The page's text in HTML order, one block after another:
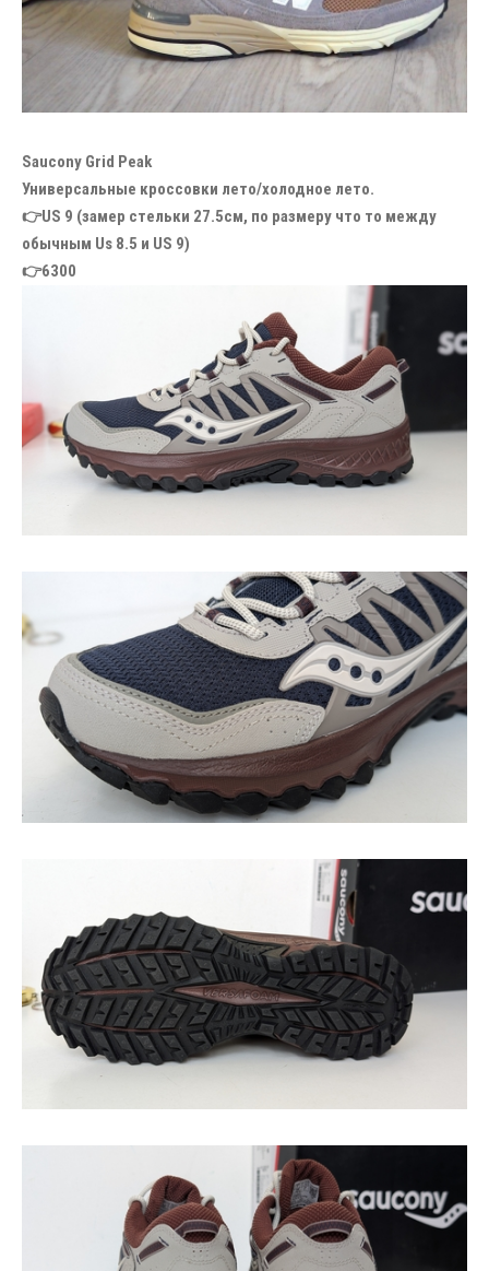
Saucony Grid Peak
Универсальные кроссовки лето/холодное лето.
👉US 9 (замер стельки 27.5см, по размеру что то между
обычным Us 8.5 и US 9)
👉6300